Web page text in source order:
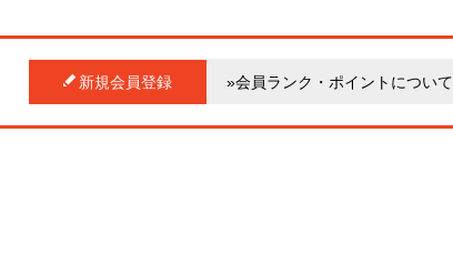
新規会員登録 »会員ランク・ポイントについて